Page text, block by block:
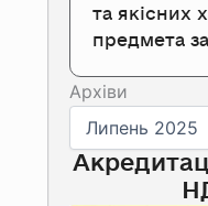
та якісних
предмета
Архіви
Архіви